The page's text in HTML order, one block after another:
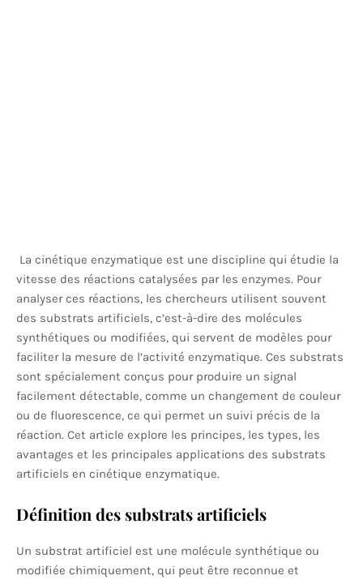
La cinétique enzymatique est une discipline qui étudie la
vitesse des réactions catalysées par les enzymes. Pour
analyser ces réactions, les chercheurs utilisent souvent
des substrats artificiels, c’est-à-dire des molécules
synthétiques ou modifiées, qui servent de modèles pour
faciliter la mesure de l’activité enzymatique. Ces substrats
sont spécialement conçus pour produire un signal
facilement détectable, comme un changement de couleur
ou de fluorescence, ce qui permet un suivi précis de la
réaction. Cet article explore les principes, les types, les
avantages et les principales applications des substrats
artificiels en cinétique enzymatique.
Définition des substrats artificiels
Un substrat artificiel est une molécule synthétique ou
modifiée chimiquement, qui peut être reconnue et